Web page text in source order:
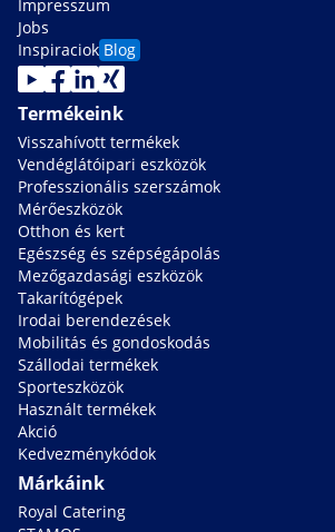
Impresszum
Jobs
Inspiraciok Blog
Termékeink
Visszahívott termékek
Vendéglátóipari eszközök
Professzionális szerszámok
Mérőeszközök
Otthon és kert
Egészség és szépségápolás
Mezőgazdasági eszközök
Takarítógépek
Irodai berendezések
Mobilitás és gondoskodás
Szállodai termékek
Sporteszközök
Használt termékek
Akció
Kedvezménykódok
Márkáink
Royal Catering